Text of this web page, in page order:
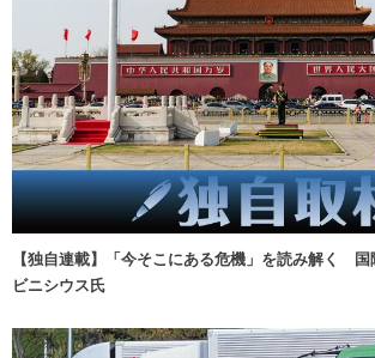
【独自連載】「今そこにある危機」を読み解く 国
ビニシウス氏